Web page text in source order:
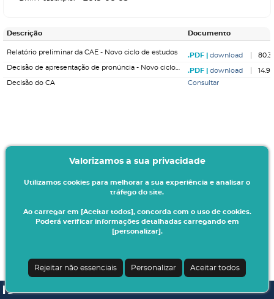
Descrição Documento
Relatório preliminar da CAE - Novo ciclo de estudos download
80.3
download
14.9
Decisão do CA
Consultar
Valorizamos a sua privacidade
Utilizamos cookies para melhorar a sua experiência e analisar o
tráfego do site.
Ao carregar em [Aceitar todos], concorda com o uso de cookies.
Poderá verificar informações detalhadas carregando em
[personalizar].
Rejeitar não essenciais Personalizar Aceitar todos